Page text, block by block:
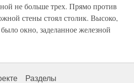
не больше трех. Прямо против
стены стоял столик. Высоко,
окно, заделанное железной
Разделы